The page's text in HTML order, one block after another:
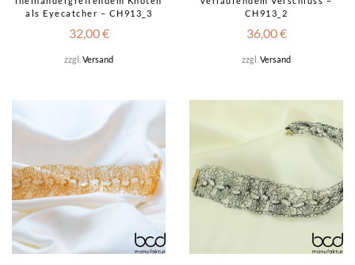
als Eyecatcher – CH913_3
32,00€
zzgl. Versand
CH913_2
36,00€
zzgl. Versand